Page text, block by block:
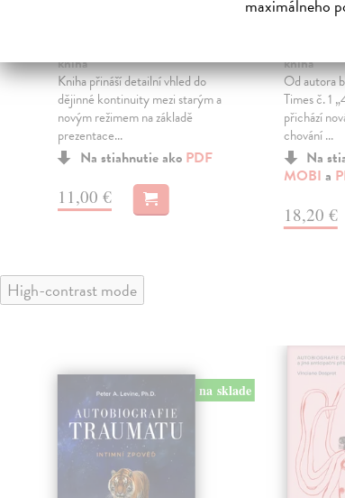
maximálneho
kniha
Kniha přináší detailní vhled do
dějinné kontinuity mezi starým a
novým režimem na základě
prezentace...
Na stiahnutie ako PDF
11,00 €
kniha
Od autora
Times č. 1
přichází
chování ...
Na
MOBI a
18,20 €
High-contrast mode
na sklade